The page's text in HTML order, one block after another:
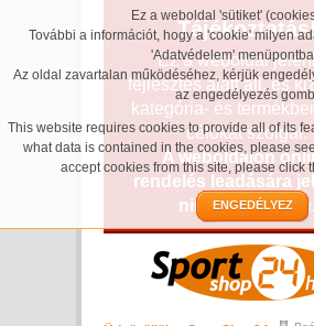
Ez a weboldal 'sütiket'
További a információt, hogy a 'cookie' milyen
'Adatvédelem'
Az oldal zavartalan működéséhez, kérjük
az engedélyezés
This website requires cookies to provide all of its
what data is contained in the cookies, please
accept cookies from this site, please click
ENGEDÉLYEZ
Ez a weboldal
fejlesztés alatt áll, és
kategória- és
célokat szolgál.
A weboldalon
rendelés leadására
nincs lehetőség.